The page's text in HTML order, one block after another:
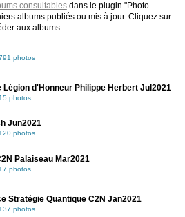
consultablesdans le plugin "Photo-
albums publiés ou mis à jour. Cliquez sur
aux albums.
photos
Légion d'Honneur Philippe Herbert Jul2021
15 photos
Jun2021
photos
Palaiseau Mar2021
17 photos
Stratégie Quantique C2N Jan2021
photos